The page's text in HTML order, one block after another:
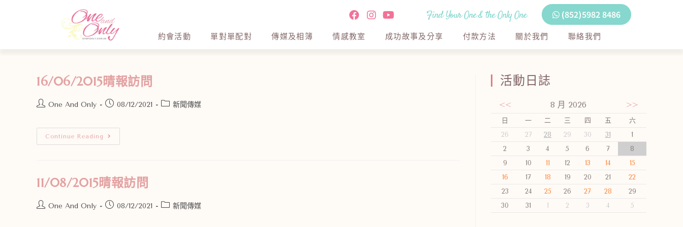
Find Your One & the Only One (852)5982 8486
約會活動 單對單配對 傳媒及相簿 情感教室 成功故事及分享 付款方法 關於我們 聯絡我們
16/06/2015晴報訪問
One And Only 08/12/2021 新聞傳媒
Continue Reading
11/08/2015晴報訪問
One And Only 08/12/2021 新聞傳媒
活動日誌
<< 8 月 2026 >>
日 一 二 三 四 五
六
26
27 28 29 30 31
1
2
3 4 5 6 7
8
9
10 11 12 13 14
15
16
17 18 19 20 21
22
23
24 25 26 27 28
29
30
31 1 2 3 4 5